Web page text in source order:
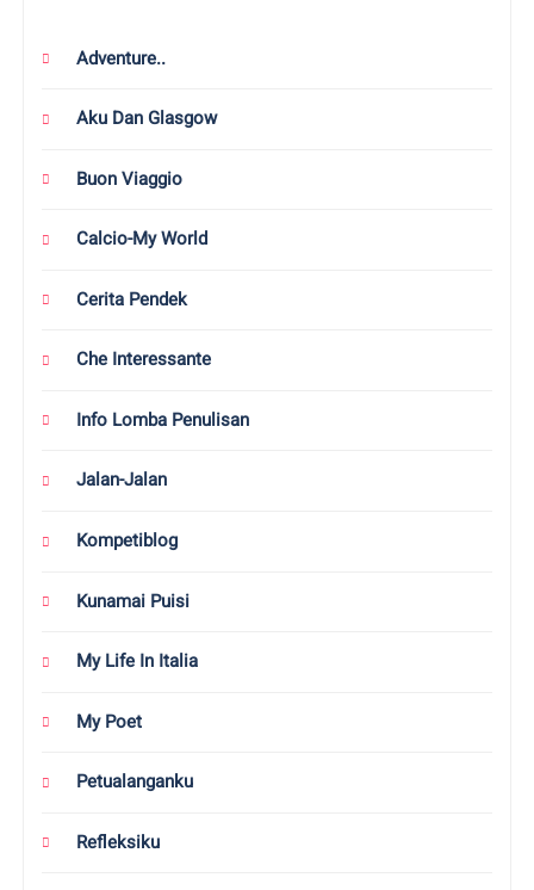
Adventure..
Aku Dan Glasgow
Buon Viaggio
Calcio-My World
Cerita Pendek
Che Interessante
Info Lomba Penulisan
Jalan-Jalan
Kompetiblog
Kunamai Puisi
My Life In Italia
My Poet
Petualanganku
Refleksiku